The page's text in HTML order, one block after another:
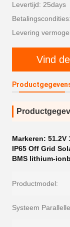
Levertijd: 25days
Levering
Vind
Markeren: 51.2V
IP65 Off Grid
BMS lithium-
Productmodel:
Systeem